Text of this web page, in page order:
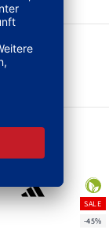
SALE
-45%